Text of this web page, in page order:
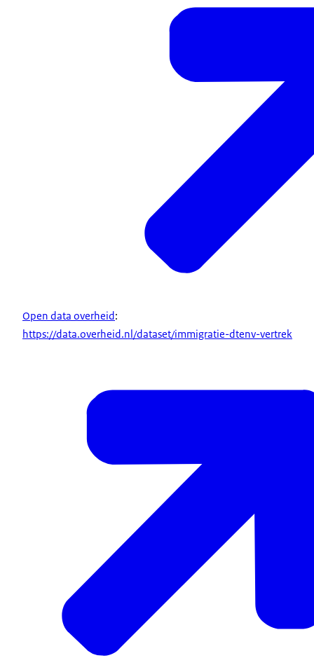
Open data overheid:
https://data.overheid.nl/dataset/immigratie-dtenv-vertrek